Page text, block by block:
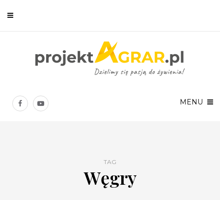
MENU
TAG
Węgry
Chcesz być na bieżąco? Zostaw swój e-mail, a raz w tygodniu
prześlemy Ci nasze najlepsze artykuły!
Twoje dane osobowe będą przetwarzane zgodnie z